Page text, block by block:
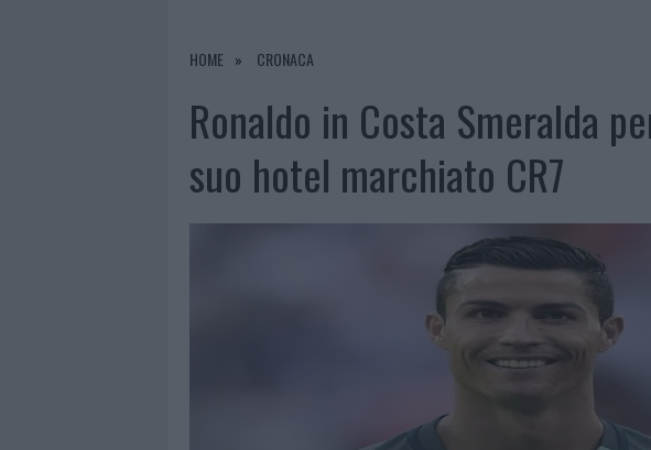
7 AGOSTO 2026
|
HOME CRONACA
Ronaldo in Costa Smeralda
suo hotel marchiato CR7